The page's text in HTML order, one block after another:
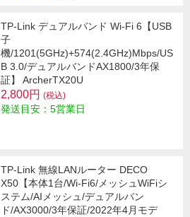
TP-Link デュアルバンド Wi-Fi 6【USB
子
機/1201(5GHz)+574(2.4GHz)Mbps/US
B 3.0/デュアルバンドAX1800/3年保
証】 ArcherTX20U
2,800円 (税込)
発送目安：5営業日
TP-Link 無線LANルーター DECO
X50【本体1台/Wi-Fi6/メッシュWiFiシ
ステム/AIメッシュ/デュアルバン
ド/AX3000/3年保証/2022年4月モデ